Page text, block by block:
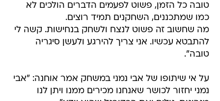
טובה כל הזמן, פשוט לפעמים הדברים הולכים לא
כמו שמתכננים, השחקנים תמיד רוצים.
מה שחשוב זה פשוט לנצח ולשחק בנחישות. קשה לי
להתבטא עכשיו. אני צריך להירגע ולעשן סיגריה
טובה".
על אי שיתופו של אבי נמני במשחק אמר אוחנה: "אבי
נמני יחזור לכושר שאנחנו מכירים ממנו ויתן לנו